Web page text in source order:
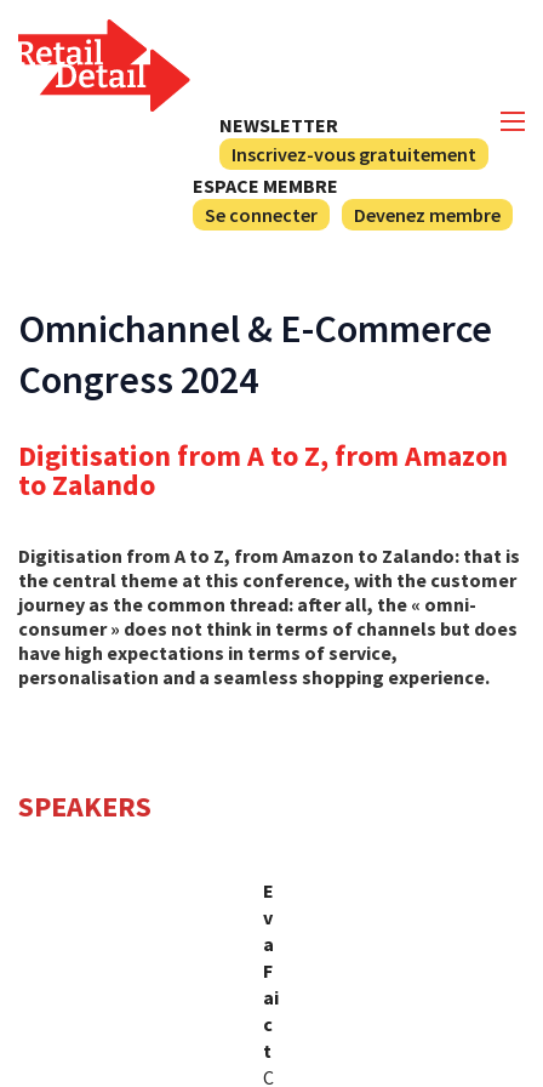
NEWSLETTER
Inscrivez-vous gratuitement
ESPACE MEMBRE
Se connecter
Devenez membre
Omnichannel & E-Commerce
Congress 2024
Digitisation from A to Z, from Amazon
to Zalando
Digitisation from A to Z, from Amazon to Zalando: that is
the central theme at this conference, with the customer
journey as the common thread: after all, the « omni-
consumer » does not think in terms of channels but does
have high expectations in terms of service,
personalisation and a seamless shopping experience.
SPEAKERS
E
v
a
F
ai
c
t
C